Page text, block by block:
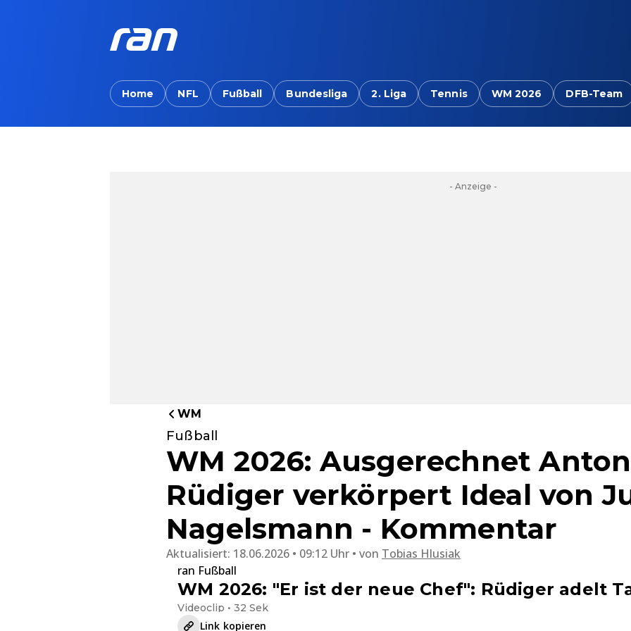
Home NFL Fußball Bundesliga 2. Liga Tennis WM 2026 DFB-Team
- Anzeige -
WM
Fußball
WM 2026: Ausgerechnet
Rüdiger verkörpert Ideal von
Nagelsmann - Kommentar
Aktualisiert: 18.06.2026 • 09:12 Uhr von Tobias Hlusiak
ran Fußball
WM 2026: "Er ist der neue Chef": Rüdiger adelt
Videoclip • 32 Sek
Link kopieren